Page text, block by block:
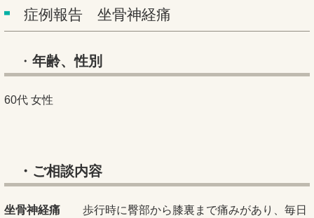
症例報告 坐骨神経痛
・ 年齢、性別
60代 女性
・ご相談内容
坐骨神経痛 歩行時に臀部から膝裏まで痛みがあり、毎日